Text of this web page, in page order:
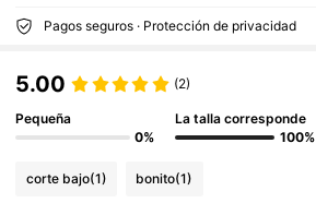
Pagos seguros · Protección de privacidad
5.00 (2)
Pequeña
0%
La talla corresponde
100%
corte bajo(1) bonito(1)